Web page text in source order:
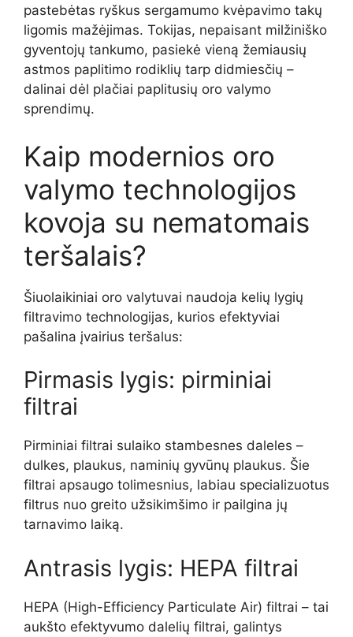
pastebėtas ryškus sergamumo kvėpavimo takų
ligomis mažėjimas. Tokijas, nepaisant milžiniško
gyventojų tankumo, pasiekė vieną žemiausių
astmos paplitimo rodiklių tarp didmiesčių –
dalinai dėl plačiai paplitusių oro valymo
sprendimų.
Kaip modernios oro
valymo technologijos
kovoja su nematomais
teršalais?
Šiuolaikiniai oro valytuvai naudoja kelių lygių
filtravimo technologijas, kurios efektyviai
pašalina įvairius teršalus:
Pirmasis lygis: pirminiai
filtrai
Pirminiai filtrai sulaiko stambesnes daleles –
dulkes, plaukus, naminių gyvūnų plaukus. Šie
filtrai apsaugo tolimesnius, labiau specializuotus
filtrus nuo greito užsikimšimo ir pailgina jų
tarnavimo laiką.
Antrasis lygis: HEPA filtrai
HEPA (High-Efficiency Particulate Air) filtrai – tai
aukšto efektyvumo dalelių filtrai, galintys